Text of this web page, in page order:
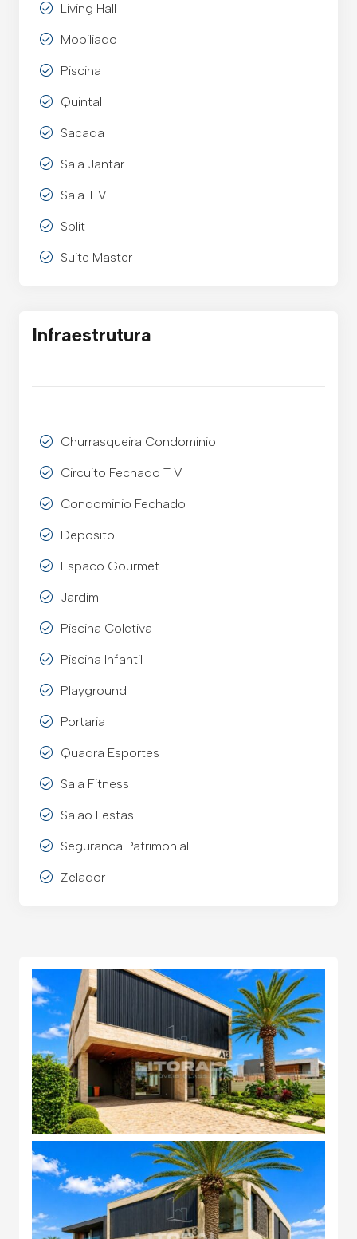
Living Hall
Mobiliado
Piscina
Quintal
Sacada
Sala Jantar
Sala T V
Split
Suite Master
Infraestrutura
Churrasqueira Condominio
Circuito Fechado T V
Condominio Fechado
Deposito
Espaco Gourmet
Jardim
Piscina Coletiva
Piscina Infantil
Playground
Portaria
Quadra Esportes
Sala Fitness
Salao Festas
Seguranca Patrimonial
Zelador